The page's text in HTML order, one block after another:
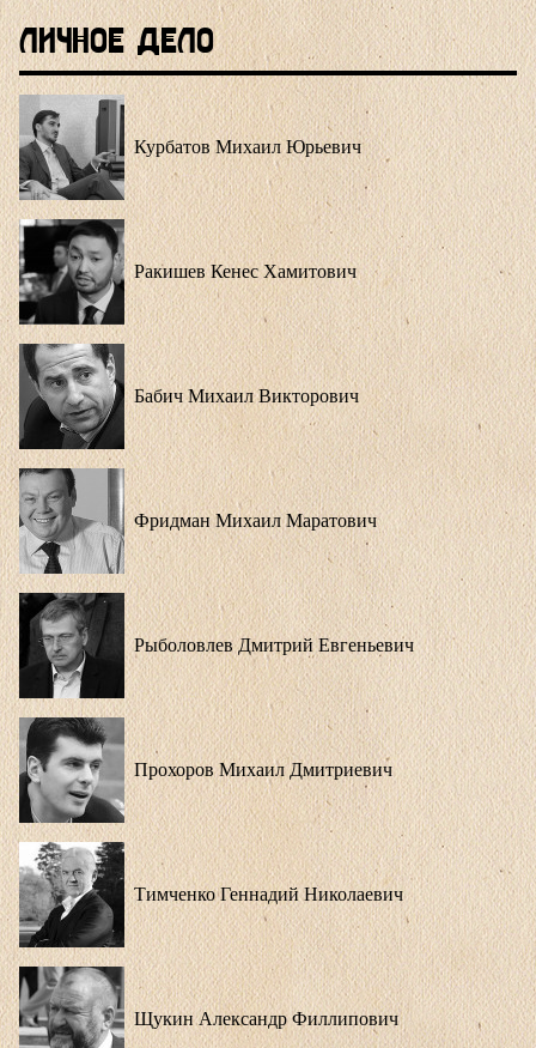
Личное Дело
Курбатов Михаил Юрьевич
Ракишев Кенес Хамитович
Бабич Михаил Викторович
Фридман Михаил Маратович
Рыболовлев Дмитрий Евгеньевич
Прохоров Михаил Дмитриевич
Тимченко Геннадий Николаевич
Щукин Александр Филлипович